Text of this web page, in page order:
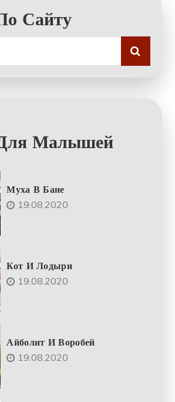
Сайту
Малышей
Муха В Бане
19.08.2020
Кот И Лодыри
19.08.2020
Айболит И Воробей
19.08.2020